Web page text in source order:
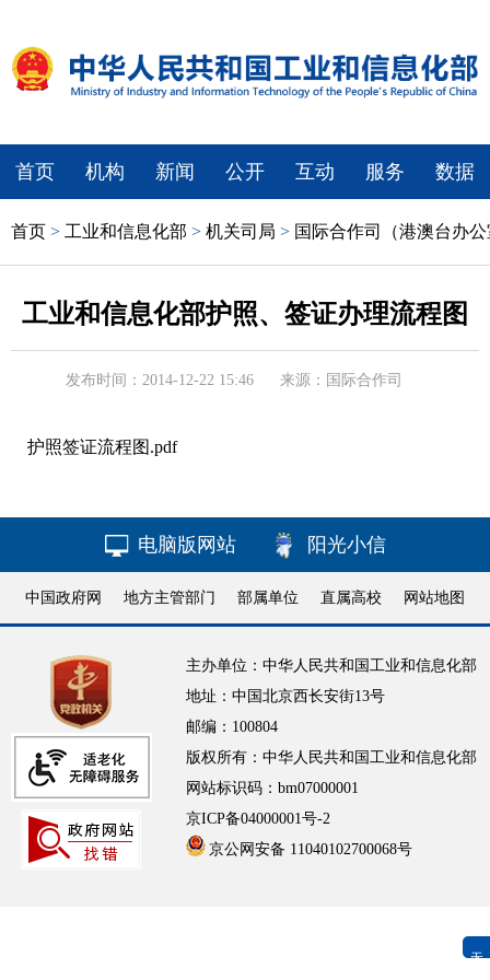
首页 机构 新闻 公开 互动 服务 数据
首页 > 工业和信息化部 > 机关司局 > 国际合作司（港澳台办
工业和信息化部护照、签证办理流程图
发布时间：2014-12-22 15:46 来源：国际合作司
护照签证流程图.pdf
无障碍浏览
电脑版网站 阳光小信
中国政府网 地方主管部门 部属单位 直属高校 网站地图
主办单位：中华人民共和国工业和信息化部
地址：中国北京西长安街13号
邮编：100804
版权所有：中华人民共和国工业和信息化部
网站标识码：bm07000001
京ICP备04000001号-2
京公网安备 11040102700068号